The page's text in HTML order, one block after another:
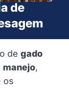
de
de gado
manejo,
os